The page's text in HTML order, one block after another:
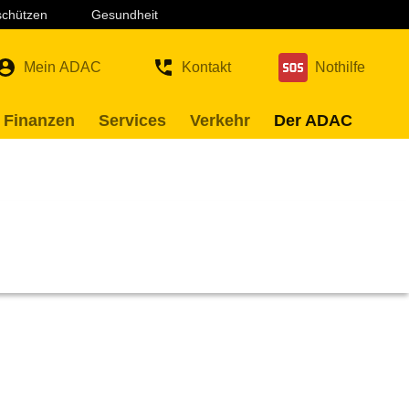
Gesundheit
Mein ADAC Kontakt Nothilfe
Services Verkehr Der ADAC